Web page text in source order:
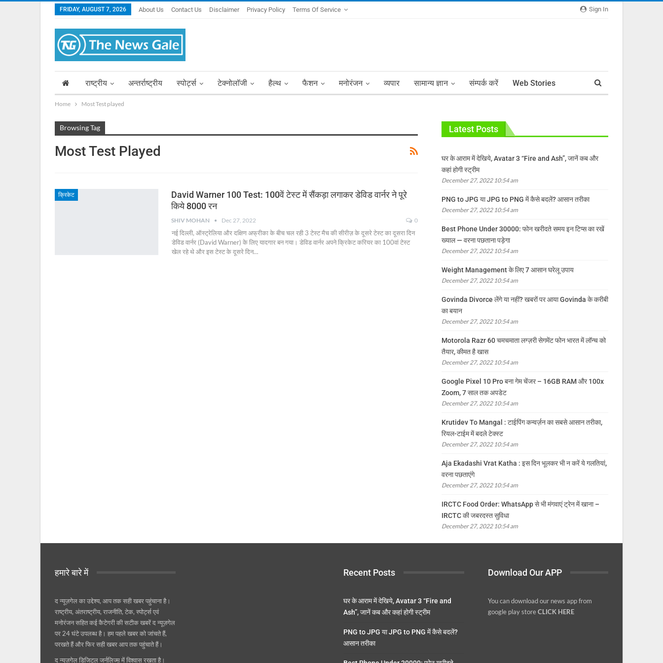
Sign In
FRIDAY, AUGUST 7, 2026 About Us Contact Us Disclaimer Privacy Policy Terms Of Service
राष्ट्रीय अन्तर्राष्ट्रीय स्पोर्ट्स टेक्नोलॉजी हैल्थ फैशन मनोरंजन व्यपार सामान्य ज्ञान संम्पर्क करें Web Stories
Home Most Test played
Browsing Tag
Most Test Played
क्रिकेट
David Warner 100 Test: 100वें टेस्ट में सैंकड़ा लगाकर डेविड वार्नर ने पूरे
किये 8000 रन
SHIV MOHAN Dec 27, 2022 0
नई दिल्ली, ऑस्ट्रेलिया और दक्षिण अफ्रीका के बीच चल रही 3 टेस्ट मैच की सीरीज़ के दूसरे टेस्ट का दूसरा दिन
डेविड वार्नर (David Warner) के लिए यादगार बन गया। ​डेविड वार्नर अपने क्रिकेट करियर का 100वां टेस्ट
खेल रहे थे और इस टेस्ट के दूसरे दिन…
Latest Posts
घर के आराम में देखिये, Avatar 3 “Fire and Ash”, जानें कब और
कहां होगी स्ट्रीम
December 27, 2022 10:54 am
PNG to JPG या JPG to PNG में कैसे बदलें? आसान तरीका
December 27, 2022 10:54 am
Best Phone Under 30000: फोन खरीदते समय इन टिप्स का रखें
ख्याल — वरना पछताना पड़ेगा
December 27, 2022 10:54 am
Weight Management के लिए 7 आसान घरेलू उपाय
December 27, 2022 10:54 am
Govinda Divorce लेंगे या नहीं? खबरों पर आया Govinda के करीबी
का बयान
December 27, 2022 10:54 am
Motorola Razr 60 चमचमाता लग्ज़री सेगमेंट फोन भारत में लॉन्च को
तैयार, कीमत है खास
December 27, 2022 10:54 am
Google Pixel 10 Pro बना गेम चेंजर – 16GB RAM और 100x
Zoom, 7 साल तक अपडेट
December 27, 2022 10:54 am
Krutidev To Mangal : टाईपिंग कन्वर्ज़न का सबसे आसान तरीका,
रियल-टाईम में बदले टेक्स्ट
December 27, 2022 10:54 am
Aja Ekadashi Vrat Katha : इस दिन भूलकर भी न करें ये गलतियां,
वरना पछताएंगे
December 27, 2022 10:54 am
IRCTC Food Order: WhatsApp से भी मंगवाएं ट्रेन में खाना –
IRCTC की जबरदस्त सुविधा
December 27, 2022 10:54 am
हमारे बारे में
द न्यूज़गेल का उद्देश्य, आप तक सही खबर पहुंचाना है।
राष्ट्रीय, अंतराष्ट्रीय, राजनीति, टेक, स्पोर्ट्स एवं
मनोरंजन सहित कई कैटेगरी की सटीक खबरें द न्यूज़गेल
पर 24 घंटे उपलब्ध है। हम पहले खबर को जांचते हैं,
परखते हैं और फिर सही खबर आप तक पहुंचाते हैं।
द न्यूज़गेल डिजिटल जर्नलिज्म़ में विश्वास रखता है।
Recent Posts
घर के आराम में देखिये, Avatar 3 “Fire and
Ash”, जानें कब और कहां होगी स्ट्रीम
PNG to JPG या JPG to PNG में कैसे बदलें?
आसान तरीका
Download Our APP
You can download our news app from
google play storeCLICK HERE